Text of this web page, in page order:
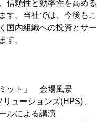
信頼性と効率性を高める
す。当社では、今後もこ
国内組織への投資とサー
す。
ミット」 会場風景
ューションズ(HPS)、
ルによる講演